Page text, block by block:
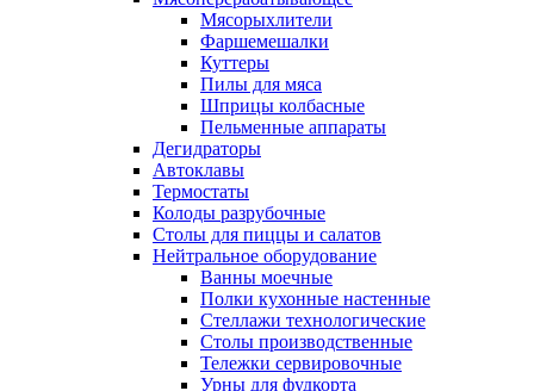
Мясорыхлители
Фаршемешалки
Куттеры
Пилы для мяса
Шприцы колбасные
Пельменные аппараты
Дегидраторы
Автоклавы
Термостаты
Колоды разрубочные
Столы для пиццы и салатов
Нейтральное оборудование
Ванны моечные
Полки кухонные настенные
Стеллажи технологические
Столы производственные
Тележки сервировочные
Урны для фудкорта